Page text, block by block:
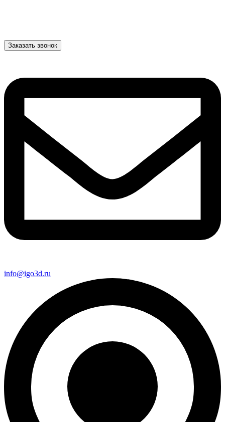
Заказать звонок
info@igo3d.ru